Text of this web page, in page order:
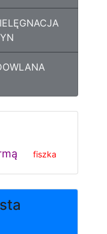
fiszka